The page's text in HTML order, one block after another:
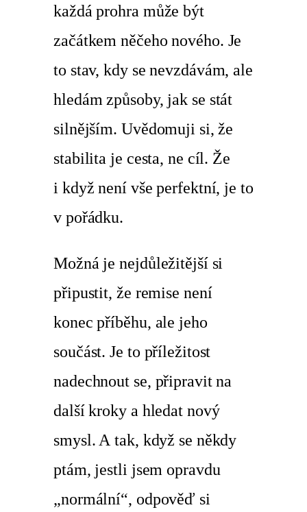
každá prohra může být
začátkem něčeho nového. Je
to stav, kdy se nevzdávám, ale
hledám způsoby, jak se stát
silnějším. Uvědomuji si, že
stabilita je cesta, ne cíl. Že
i když není vše perfektní, je to
v pořádku.
Možná je nejdůležitější si
připustit, že remise není
konec příběhu, ale jeho
součást. Je to příležitost
nadechnout se, připravit na
další kroky a hledat nový
smysl. A tak, když se někdy
ptám, jestli jsem opravdu
„normální“, odpověď si